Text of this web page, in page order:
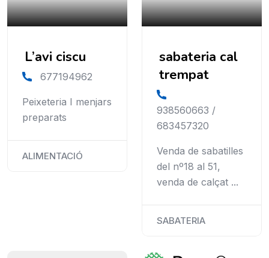
L’avi ciscu
677194962
Peixeteria I menjars
preparats
ALIMENTACIÓ
sabateria cal
trempat
938560663 /
683457320
Venda de sabatilles
del nº18 al 51,
venda de calçat ...
SABATERIA